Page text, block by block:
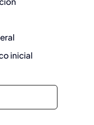
inicial